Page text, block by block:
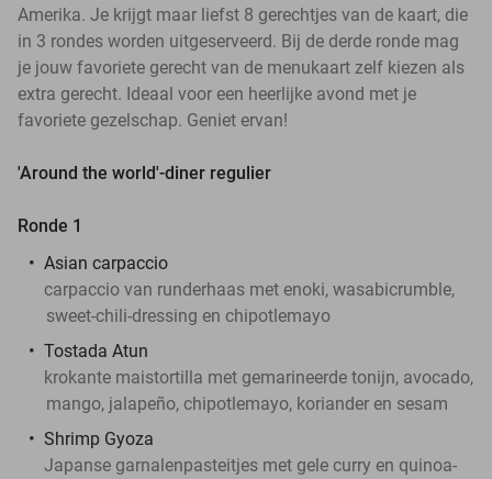
Amerika. Je krijgt maar liefst 8 gerechtjes van de kaart, die
in 3 rondes worden uitgeserveerd. Bij de derde ronde mag
je jouw favoriete gerecht van de menukaart zelf kiezen als
extra gerecht. Ideaal voor een heerlijke avond met je
favoriete gezelschap. Geniet ervan!
'Around the world'-diner regulier
Ronde 1
Asian carpaccio
carpaccio van runderhaas met enoki, wasabicrumble,
sweet-chili-dressing en chipotlemayo
Tostada Atun
krokante maistortilla met gemarineerde tonijn, avocado,
mango, jalapeño, chipotlemayo, koriander en sesam
Shrimp Gyoza
Japanse garnalenpasteitjes met gele curry en quinoa-